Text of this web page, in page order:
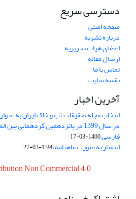
دسترسی سریع
صفحه اصلی
درباره نشریه
اعضای هیات تحریریه
ارسال مقاله
تماس با ما
نقشه سایت
آخرین اخبار
انتخاب مجله تحقیقات آب و خاک ایران به
در سال 1399 در پانزدهمین گردهمایی
فارسی1400-03-17
انتشار به صورت ماهنامه1398-03-27
Non Commercial 4.0